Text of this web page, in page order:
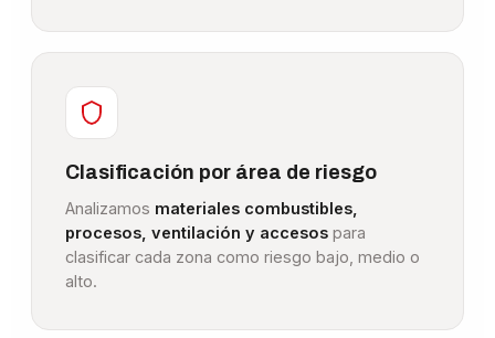
Clasificación por área de riesgo
Analizamos materiales combustibles,
procesos, ventilación y accesos para
clasificar cada zona como riesgo bajo, medio o
alto.